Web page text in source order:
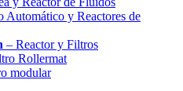
Automático y Reactores de
– Reactor y Filtros
Rollermat
modular